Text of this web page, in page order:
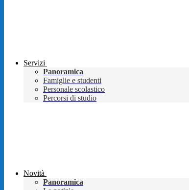
Servizi
Panoramica
Famiglie e studenti
Personale scolastico
Percorsi di studio
Novità
Panoramica